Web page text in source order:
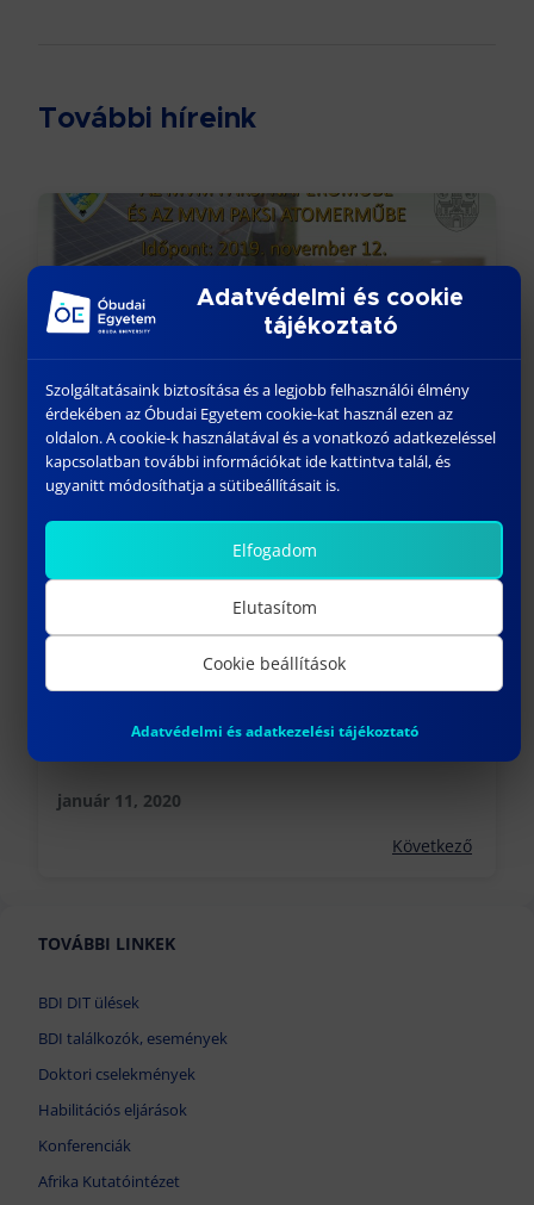
További híreink
PÁPAI TANULMÁNYI LÁTOGATÁS
november 2, 2019
XXXVIII. DOKTORANDUSZ TALÁLKOZÓ
január 11, 2020
Következő
TOVÁBBI LINKEK
BDI DIT ülések
BDI találkozók, események
Doktori cselekmények
Habilitációs eljárások
Konferenciák
Afrika Kutatóintézet
Adatvédelmi és cookie
tájékoztató
Szolgáltatásaink biztosítása és a legjobb felhasználói élmény
érdekében az Óbudai Egyetem cookie-kat használ ezen az
oldalon. A cookie-k használatával és a vonatkozó adatkezeléssel
kapcsolatban további információkat ide kattintva talál, és
ugyanitt módosíthatja a sütibeállításait is.
Elfogadom
Elutasítom
Cookie beállítások
Adatvédelmi és adatkezelési tájékoztató